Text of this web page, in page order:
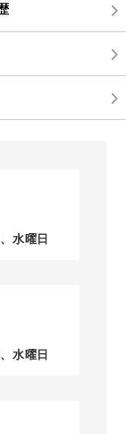
水曜日
水曜日